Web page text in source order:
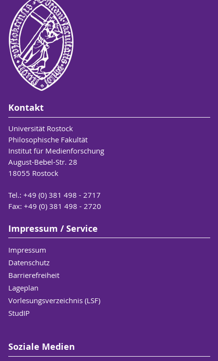
Kontakt
Universität Rostock
Philosophische Fakultät
Institut für Medienforschung
August-Bebel-Str. 28
18055 Rostock
Tel.: +49 (0) 381 498 - 2717
Fax: +49 (0) 381 498 - 2720
Impressum / Service
Impressum
Datenschutz
Barrierefreiheit
Lageplan
Vorlesungsverzeichnis (LSF)
StudIP
Soziale Medien